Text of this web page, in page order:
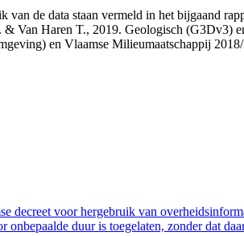
van de data staan vermeld in het bijgaand
Van Haren T., 2019. Geologisch (G3Dv3)
en Vlaamse Milieumaatschappij
decreet voor hergebruik van
onbepaalde duur is toegelaten, zonder dat